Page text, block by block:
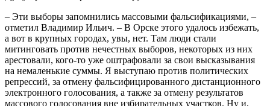
– Эти выборы запомнились массовыми фальсификациями, –
отметил Владимир Ильич. – В Орске этого удалось избежать,
а вот в крупных городах, увы, нет. Там люди стали
митинговать против нечестных выборов, некоторых из них
арестовали, кого-то уже оштрафовали за свои высказывания
на немаленькие суммы. Я выступаю против политических
репрессий, за отмену фальсифицированного дистанционного
электронного голосования, а также за отмену результатов
массового голосования вне избирательных участков. Ну и,